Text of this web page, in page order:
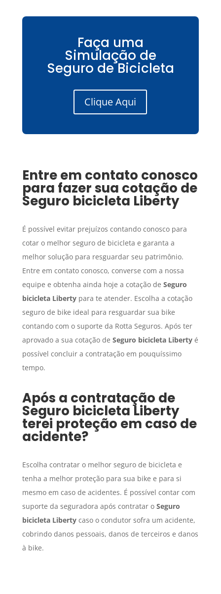
Faça uma
Simulação de
Seguro de Bicicleta
Clique Aqui
Entre em contato conosco
para fazer sua cotação de
Seguro bicicleta Liberty
É possível evitar prejuízos contando conosco para
cotar o melhor seguro de bicicleta e garanta a
melhor solução para resguardar seu patrimônio.
Entre em contato conosco, converse com a nossa
equipe e obtenha ainda hoje a cotação de Seguro
bicicleta Libertypara te atender. Escolha a cotação
seguro de bike ideal para resguardar sua bike
contando com o suporte da Rotta Seguros. Após ter
aprovado a sua cotação de Seguro bicicleta Libertyé
possível concluir a contratação em pouquíssimo
tempo.
Após a contratação de
Seguro bicicleta Liberty
terei proteção em caso de
acidente?
Escolha contratar o melhor seguro de bicicleta e
tenha a melhor proteção para sua bike e para si
mesmo em caso de acidentes. É possível contar com
suporte da seguradora após contratar o Seguro
bicicleta Libertycaso o condutor sofra um acidente,
cobrindo danos pessoais, danos de terceiros e danos
à bike.